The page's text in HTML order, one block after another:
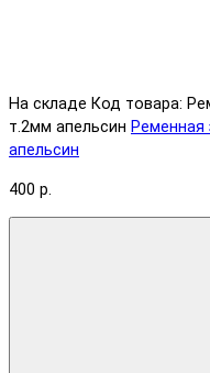
На складе Код товара:
т.2мм апельсин
апельсин
400 р.